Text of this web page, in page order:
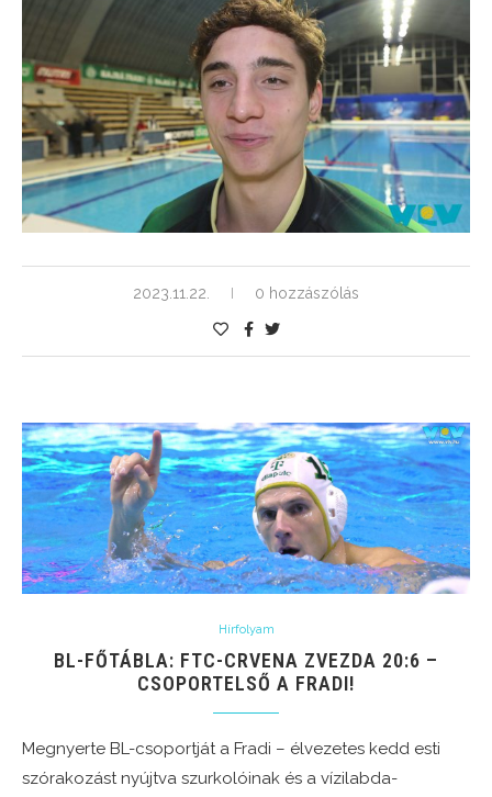
2023.11.22. 0 hozzászólás
Hírfolyam
BL-FŐTÁBLA: FTC-CRVENA ZVEZDA 20:6 –
CSOPORTELSŐ A FRADI!
Megnyerte BL-csoportját a Fradi – élvezetes kedd esti
szórakozást nyújtva szurkolóinak és a vízilabda-